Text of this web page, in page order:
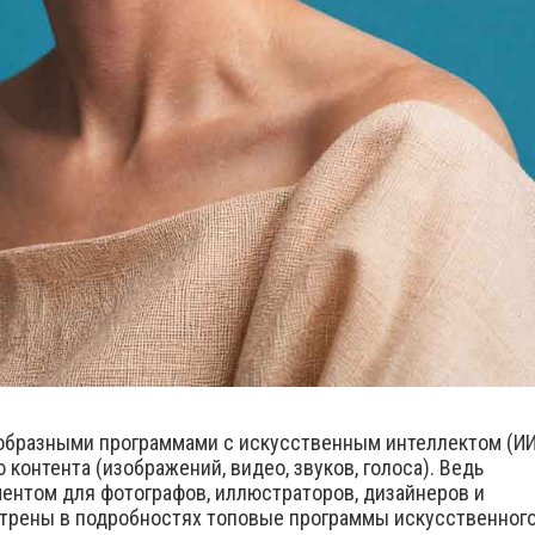
программами с искусственным интеллектом
контента (изображений, видео, звуков, голоса). Ведь
для фотографов, иллюстраторов, дизайнеров и
в подробностях топовые программы